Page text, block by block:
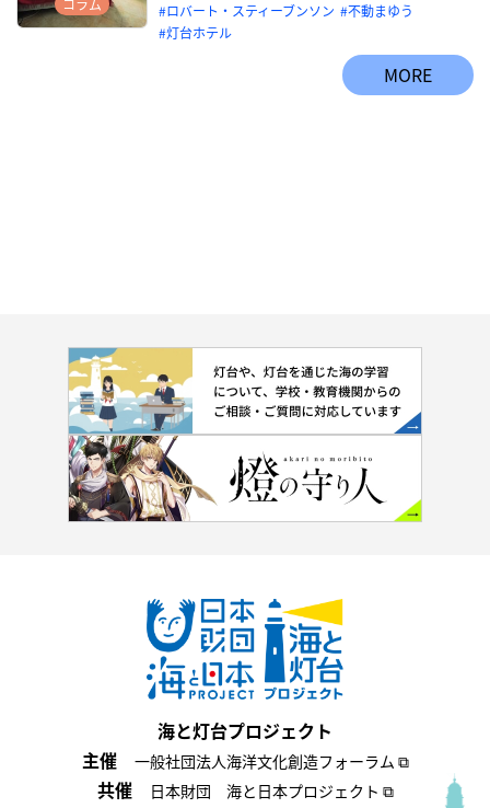
コラム
ロバート・スティーブンソン
不動まゆう
灯台ホテル
MORE
海と灯台プロジェクト
主催
一般社団法人海洋文化創造フォーラム ⧉
共催 日本財団 海と日本プロジェクト ⧉